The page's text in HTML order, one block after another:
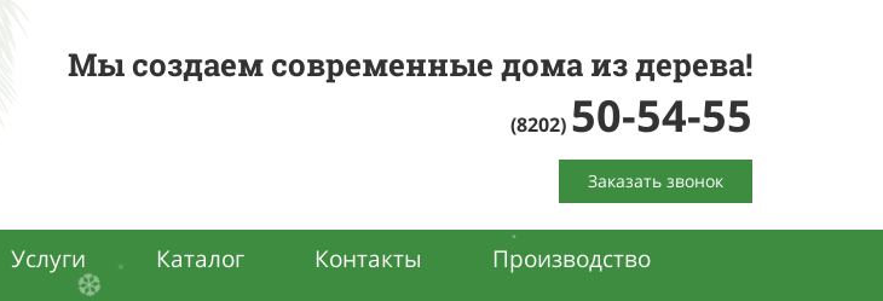
Мы создаем современные дома из дерева!
(8202) 50-54-55
Заказать звонок
❅
❆
.
Услуги Каталог Контакты
Производство